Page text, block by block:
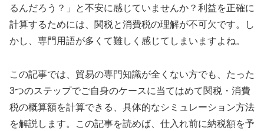
るんだろう？」と不安に感じていませんか？利益を正確に
計算するためには、関税と消費税の理解が不可欠です。し
かし、専門用語が多くて難しく感じてしまいますよね。
この記事では、貿易の専門知識が全くない方でも、たった
3つのステップでご自身のケースに当てはめて関税・消費
税の概算額を計算できる、具体的なシミュレーション方法
を解説します。この記事を読めば、仕入れ前に納税額を予